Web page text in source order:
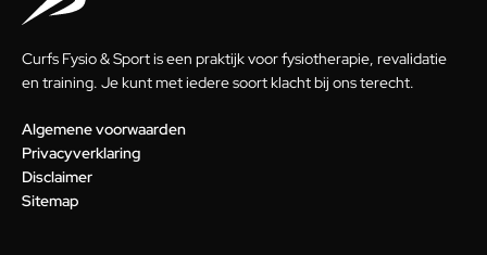
Curfs Fysio & Sport is een praktijk voor fysiotherapie, revalidatie
en training. Je kunt met iedere soort klacht bij ons terecht.
Algemene voorwaarden
Privacyverklaring
Disclaimer
Sitemap